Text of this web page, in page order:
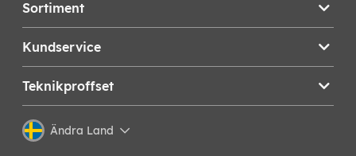
Sortiment
Kundservice
Teknikproffset
Ändra Land